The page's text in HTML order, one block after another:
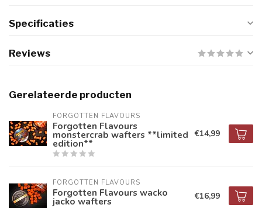
Specificaties
Reviews
Gerelateerde producten
FORGOTTEN FLAVOURS
Forgotten Flavours
monstercrab wafters **limited
edition**
€14,99
FORGOTTEN FLAVOURS
Forgotten Flavours wacko
jacko wafters €16,99